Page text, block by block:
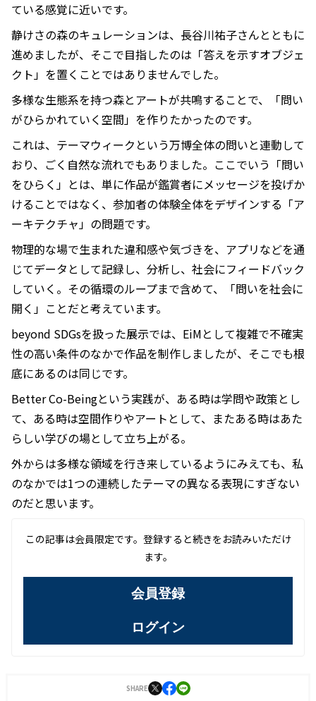
ている感覚に近いです。
静けさの森のキュレーションは、長谷川祐子さんとともに
進めましたが、そこで目指したのは「答えを示すオブジェ
クト」を置くことではありませんでした。
多様な生態系を持つ森とアートが共鳴することで、「問い
がひらかれていく空間」を作りたかったのです。
これは、テーマウィークという万博全体の問いと連動して
おり、ごく自然な流れでもありました。ここでいう「問い
をひらく」とは、単に作品が鑑賞者にメッセージを投げか
けることではなく、参加者の体験全体をデザインする「ア
ーキテクチャ」の問題です。
物理的な場で生まれた違和感や気づきを、アプリなどを通
じてデータとして記録し、分析し、社会にフィードバック
していく。その循環のループまで含めて、「問いを社会に
開く」ことだと考えています。
beyond SDGsを扱った展示では、EiMとして複雑で不確実
性の高い条件のなかで作品を制作しましたが、そこでも根
底にあるのは同じです。
Better Co-Beingという実践が、ある時は学問や政策とし
て、ある時は空間作りやアートとして、またある時はあた
らしい学びの場として立ち上がる。
外からは多様な領域を行き来しているようにみえても、私
のなかでは1つの連続したテーマの異なる表現にすぎない
のだと思います。
この記事は会員限定です。登録すると続きをお読みいただけ
ます。
会員登録
ログイン
SHARE